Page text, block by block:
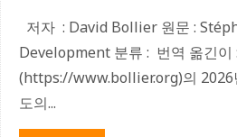
저자 : David Bollier 원문 :
Development 분류 : 번역 옮긴
(https://www.bollier.org)의 2026
도의...